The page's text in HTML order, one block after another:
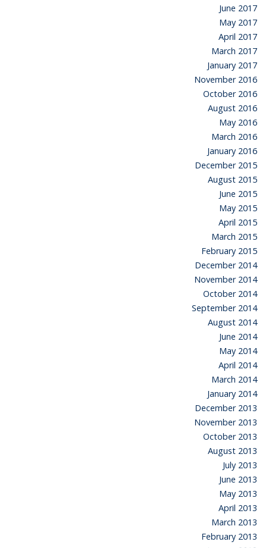
June 2017
May 2017
April 2017
March 2017
January 2017
November 2016
October 2016
August 2016
May 2016
March 2016
January 2016
December 2015
August 2015
June 2015
May 2015
April 2015
March 2015
February 2015
December 2014
November 2014
October 2014
September 2014
August 2014
June 2014
May 2014
April 2014
March 2014
January 2014
December 2013
November 2013
October 2013
August 2013
July 2013
June 2013
May 2013
April 2013
March 2013
February 2013